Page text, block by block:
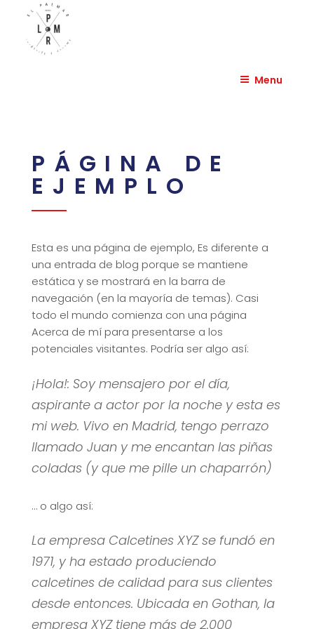
content
Menu
PÁGINA DE
EJEMPLO
Esta es una página de ejemplo, Es diferente a
una entrada de blog porque se mantiene
estática y se mostrará en la barra de
navegación (en la mayoría de temas). Casi
todo el mundo comienza con una página
Acerca de mí para presentarse a los
potenciales visitantes. Podría ser algo así:
¡Hola!: Soy mensajero por el día,
aspirante a actor por la noche y esta es
mi web. Vivo en Madrid, tengo perrazo
llamado Juan y me encantan las piñas
coladas (y que me pille un chaparrón)
… o algo así:
La empresa Calcetines XYZ se fundó en
1971, y ha estado produciendo
calcetines de calidad para sus clientes
desde entonces. Ubicada en Gothan, la
empresa XYZ tiene más de 2.000